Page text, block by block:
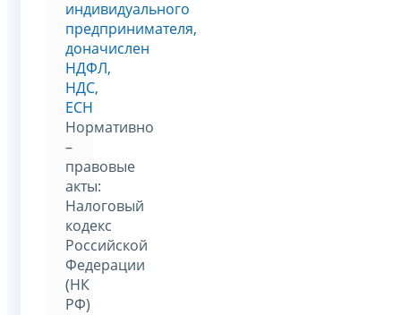
индивидуального
предпринимателя,
доначислен
НДФЛ,
НДС,
ЕСН
Нормативно
–
правовые
акты:
Налоговый
кодекс
Российской
Федерации
(НК
РФ)